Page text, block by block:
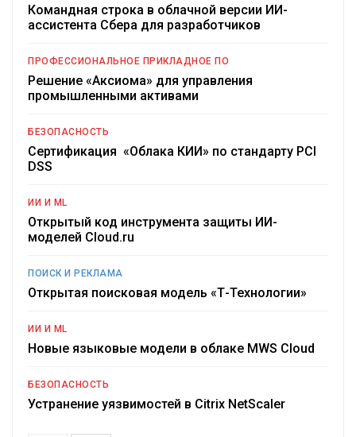
Командная строка в облачной версии ИИ-
ассистента Сбера для разработчиков
ПРОФЕССИОНАЛЬНОЕ ПРИКЛАДНОЕ ПО
Решение «Аксиома» для управления
промышленными активами
БЕЗОПАСНОСТЬ
Сертификация «Облака КИИ» по стандарту PCI
DSS
ИИ И ML
Открытый код инструмента защиты ИИ-
моделей Cloud.ru
ПОИСК И РЕКЛАМА
Открытая поисковая модель «Т-Технологии»
ИИ И ML
Новые языковые модели в облаке MWS Cloud
БЕЗОПАСНОСТЬ
Устранение уязвимостей в Citrix NetScaler